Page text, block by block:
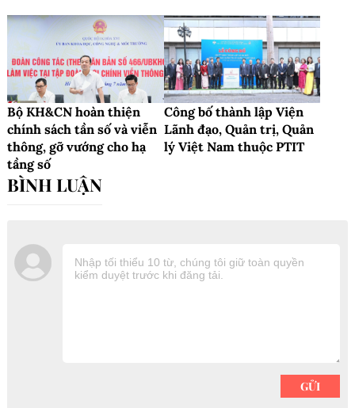
Bộ KH&CN hoàn thiện
chính sách tần số và viễn
thông, gỡ vướng cho hạ
tầng số
Công bố thành lập Viện
Lãnh đạo, Quản trị, Quản
lý Việt Nam thuộc PTIT